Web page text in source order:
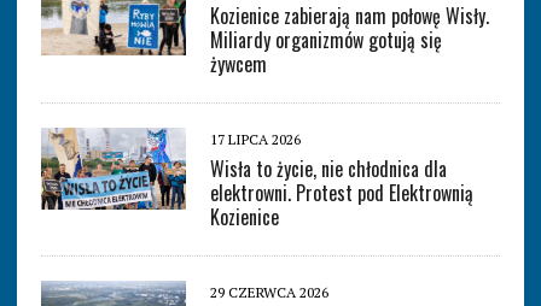
Kozienice zabierają nam połowę Wisły.
Miliardy organizmów gotują się
żywcem
17 LIPCA 2026
Wisła to życie, nie chłodnica dla
elektrowni. Protest pod Elektrownią
Kozienice
29 CZERWCA 2026